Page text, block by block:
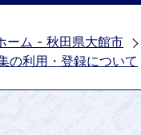
ーム - 秋田県大館市
の利用・登録について